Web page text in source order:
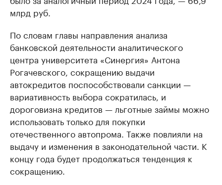
млрд руб.
По словам главы направления анализа
банковской деятельности аналитического
центра университета «Синергия» Антона
Рогачевского, сокращению выдачи
автокредитов поспособствовали санкции —
вариативность выбора сократилась, и
дороговизна кредитов — льготные займы можно
использовать только для покупки
отечественного автопрома. Также повлияли на
выдачу и изменения в законодательной части. К
концу года будет продолжаться тенденция к
сокращению.